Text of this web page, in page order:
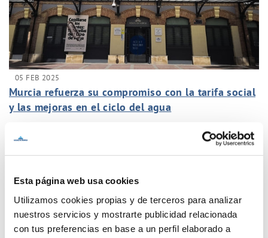
Esta página web usa cookies
Utilizamos cookies propias y de terceros para analizar
nuestros servicios y mostrarte publicidad relacionada
con tus preferencias en base a un perfil elaborado a
05 FEB 2025
Murcia refuerza su compromiso con la tarifa social
y las mejoras en el ciclo del agua